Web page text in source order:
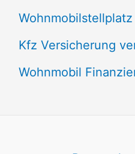
Kfz Versicherung
Wohnmobil